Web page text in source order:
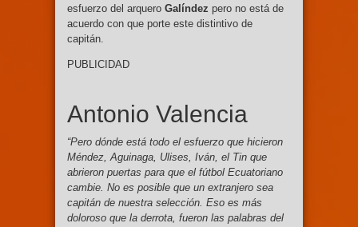
esfuerzo del arquero Galíndez pero no está de
acuerdo con que porte este distintivo de
capitán.
PUBLICIDAD
Antonio Valencia
“Pero dónde está todo el esfuerzo que hicieron
Méndez, Aguinaga, Ulises, Iván, el Tin que
abrieron puertas para que el fútbol Ecuatoriano
cambie. No es posible que un extranjero sea
capitán de nuestra selección. Eso es más
doloroso que la derrota, fueron las palabras del